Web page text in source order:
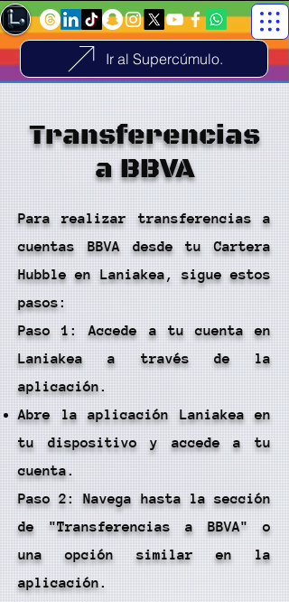
Ir al Supercúmulo.
Transferencias
a BBVA
Para realizar transferencias a
cuentas BBVA desde tu Cartera
Hubble en Laniakea, sigue estos
pasos:
Paso 1: Accede a tu cuenta en
Laniakea a través de la
aplicación.
Abre la aplicación Laniakea en
tu dispositivo y accede a tu
cuenta.
Paso 2: Navega hasta la sección
de "Transferencias a BBVA" o
una opción similar en la
aplicación.